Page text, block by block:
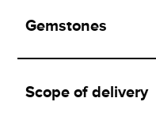
Gemstones
Scope of delivery